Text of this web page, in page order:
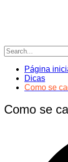
Página
Dicas
Como se
Como se